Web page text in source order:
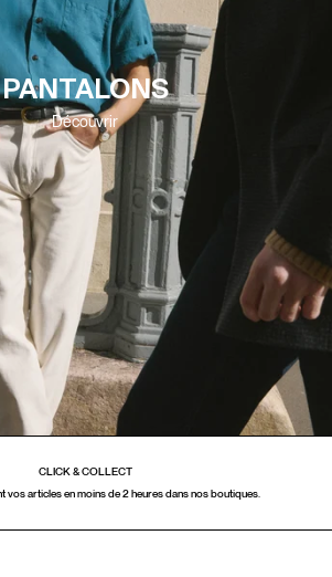
PANTALONS
Découvrir
PAIEMENT EN 3 FOIS
Pour faciliter vos achats